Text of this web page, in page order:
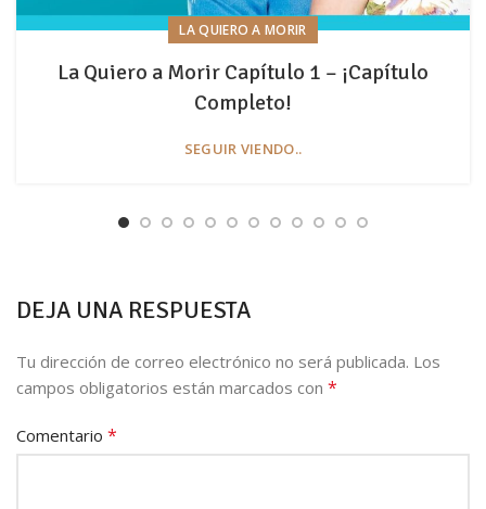
LA QUIERO A MORIR
La Quiero a Morir Capítulo 1 – ¡Capítulo
Completo!
SEGUIR VIENDO..
DEJA UNA RESPUESTA
Tu dirección de correo electrónico no será publicada. Los
campos obligatorios están marcados con *
Comentario *